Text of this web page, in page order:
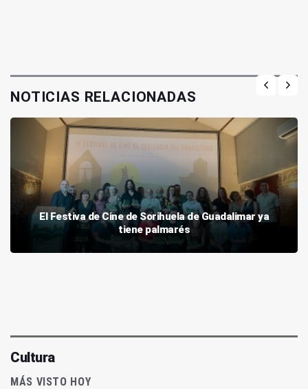
NOTICIAS RELACIONADAS
El Festiva de Cine de Sorihuela de Guadalimar ya
tiene palmarés
Cultura
MÁS VISTO HOY